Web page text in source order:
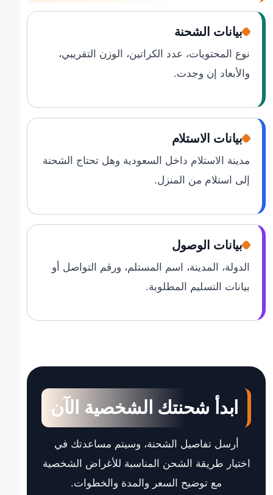
بيانات الشحنة
نوع المحتويات، عدد الكراتين، الوزن التقريبي،
والأبعاد إن وجدت.
بيانات الاستلام
مدينة الاستلام داخل السعودية وهل تحتاج الشحنة
إلى استلام من المنزل.
بيانات الوصول
الدولة، المدينة، اسم المستلم، ورقم التواصل أو
بيانات التسليم المطلوبة.
ابدأ شحنتك الشخصية الآن
أرسل تفاصيل الشحنة، وسيتم مساعدتك في
اختيار طريقة الشحن المناسبة للأغراض الشخصية
مع توضيح السعر والمدة والخطوات.